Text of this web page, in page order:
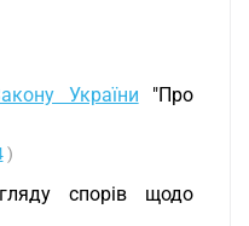
України "Про
)
спорів щодо